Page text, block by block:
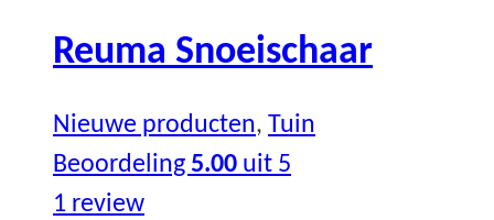
Reuma Snoeischaar
Nieuwe producten, Tuin
Beoordeling 5.00 uit 5
1 review